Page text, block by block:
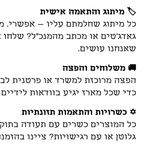
🏷️ מיתוג והתאמה אישית
כל מיתוג שחלמתם עליו – אפשרי.
גאדג'טים או מכתב מהמנכ"ל?
שאנחנו עושים.
🚚 משלוחים והפצה
הפצה מרוכזת למשרד או פרטנית
כדי שכל מארז יגיע בוודאות
✡️ כשרויות והתאמות תזונתיות
כל המוצרים כשרים עם תעודה
גלוטן או עם רגישויות? ציינו